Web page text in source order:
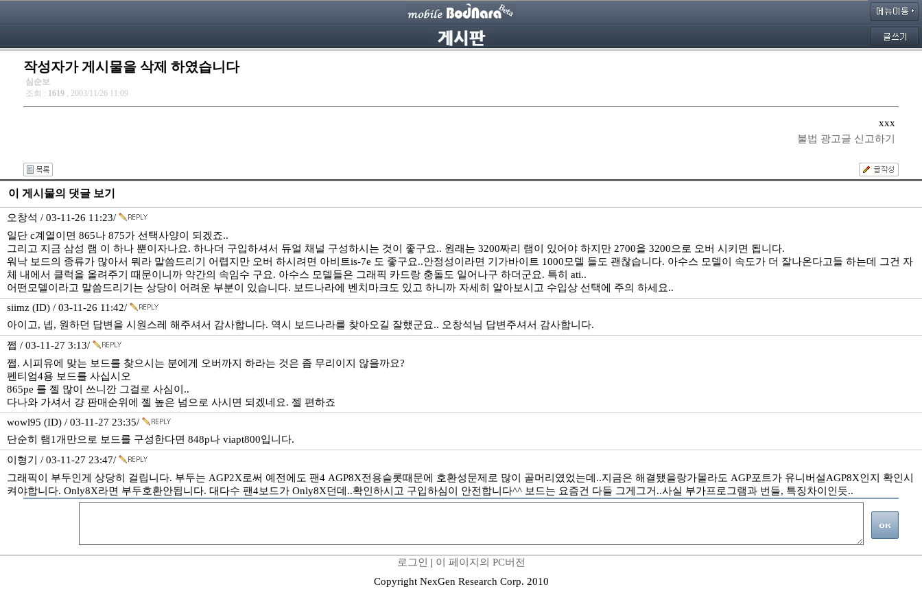
작성자가 게시물을 삭제 하였습니다
심순보
조회 : 1619 , 2003/11/26 11:09
xxx
불법 광고글 신고하기
이 게시물의 댓글 보기
오창석 / 03-11-26 11:23/
일단 c계열이면 865나 875가 선택사양이 되겠죠..
그리고 지금 삼성 램 이 하나 뿐이자나요. 하나더 구입하셔서 듀얼 채널 구성하시는 것이 좋구요.. 원래는 3200짜리 램이 있어야 하지만 2700을 3200으로 오버 시키면 됩니다.
워낙 보드의 종류가 많아서 뭐라 말씀드리기 어렵지만 오버 하시려면 아비트is-7e 도 좋구요..안정성이라면 기가바이트 1000모델 들도 괜찮습니다. 아수스 모델이 속도가 더 잘나온다고들 하는데 그건 자
체 내에서 클럭을 올려주기 때문이니까 약간의 속임수 구요. 아수스 모델들은 그래픽 카드랑 충돌도 일어나구 하더군요. 특히 ati..
어떤모델이라고 말씀드리기는 상당이 어려운 부분이 있습니다. 보드나라에 벤치마크도 있고 하니까 자세히 알아보시고 수입상 선택에 주의 하세요..
siimz (ID) / 03-11-26 11:42/
아이고, 넵, 원하던 답변을 시원스레 해주셔서 감사합니다. 역시 보드나라를 찾아오길 잘했군요.. 오창석님 답변주셔서 감사합니다.
쩝 / 03-11-27 3:13/
쩝. 시피유에 맞는 보드를 찾으시는 분에게 오버까지 하라는 것은 좀 무리이지 않을까요?
펜티엄4용 보드를 사십시오
865pe 를 젤 많이 쓰니깐 그걸로 사심이..
다나와 가셔서 걍 판매순위에 젤 높은 넘으로 사시면 되겠네요. 젤 편하죠
wowl95 (ID) / 03-11-27 23:35/
단순히 램1개만으로 보드를 구성한다면 848p나 viapt800입니다.
이형기 / 03-11-27 23:47/
그래픽이 부두인게 상당히 걸립니다. 부두는 AGP2X로써 예전에도 팬4 AGP8X전용슬롯때문에 호환성문제로 많이 골머리였었는데..지금은 해결됐을랑가몰라도 AGP포트가 유니버설AGP8X인지 확인시
켜야합니다. Only8X라면 부두호환안됩니다. 대다수 팬4보드가 Only8X던데..확인하시고 구입하심이 안전합니다^^ 보드는 요즘건 다들 그게그거..사실 부가프로그램과 번들, 특징차이인듯..
로그인 | 이 페이지의 PC버전
Copyright NexGen Research Corp. 2010